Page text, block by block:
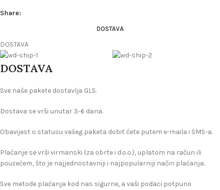
Share:
DOSTAVA
DOSTAVA
DOSTAVA
Sve naše pakete dostavlja GLS.
Dostava se vrši unutar 3-6 dana.
Obavijest o statusu vašeg paketa dobit ćete putem e-maila i SMS-a.
Plaćanje se vrši virmanski (za obrte i d.o.o.), uplatom na račun ili
pouzećem, što je najjednostavniji i najpopularniji način plaćanja.
Sve metode plaćanja kod nas sigurne, a vaši podaci potpuno